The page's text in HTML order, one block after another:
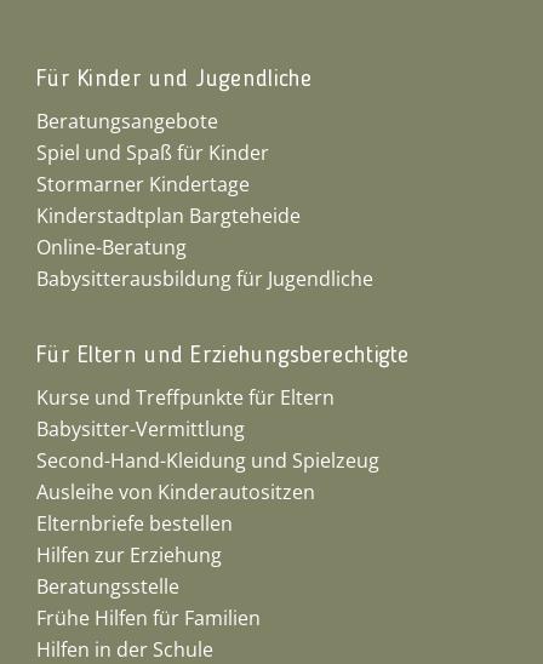
Für Kinder und Jugendliche
Beratungsangebote
Spiel und Spaß für Kinder
Stormarner Kindertage
Kinderstadtplan Bargteheide
Online-Beratung
Babysitterausbildung für Jugendliche
Für Eltern und Erziehungsberechtigte
Kurse und Treffpunkte für Eltern
Babysitter-Vermittlung
Second-Hand-Kleidung und Spielzeug
Ausleihe von Kinderautositzen
Elternbriefe bestellen
Hilfen zur Erziehung
Beratungsstelle
Frühe Hilfen für Familien
Hilfen in der Schule